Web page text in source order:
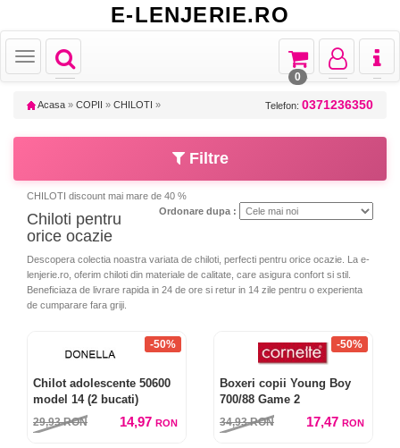
E-LENJERIE.RO
Toggle
navigation
Toggle
Toggle
navigation
Toggle
navigation
Toggle
navigation
0
Acasa » COPII » CHILOTI » Telefon: 0371236350
Filtre
CHILOTI discount mai mare de 40 %
Ordonare dupa :
Chiloti pentru
orice ocazie
Descopera colectia noastra variata de chiloti, perfecti pentru orice ocazie. La e-
lenjerie.ro, oferim chiloti din materiale de calitate, care asigura confort si stil.
Beneficiaza de livrare rapida in 24 de ore si retur in 14 zile pentru o experienta
de cumparare fara griji.
-50%
Chilot adolescente 50600
model 14 (2 bucati)
29,93RON 14,97 RON
-50%
Boxeri copii Young Boy
700/88 Game 2
34,93RON 17,47 RON